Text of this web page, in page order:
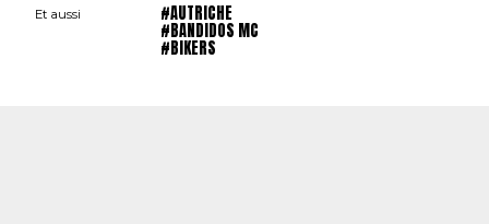
Et aussi #AUTRICHE
#BANDIDOS MC
#BIKERS